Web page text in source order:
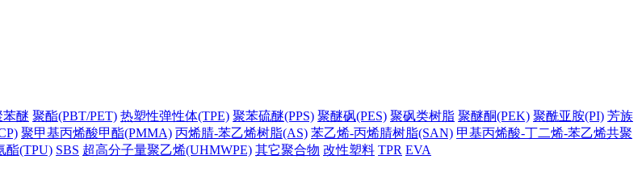
苯醚 聚酯(PBT/PET) 热塑性弹性体(TPE) 聚苯硫醚(PPS) 聚醚砜(PES) 聚砜类树脂 聚醚酮(PEK) 聚酰亚胺(PI) 芳族
聚甲基丙烯酸甲酯(PMMA) 丙烯腈-苯乙烯树脂(AS) 苯乙烯-丙烯腈树脂(SAN) 甲基丙烯酸-丁二烯-苯乙烯共聚
酯(TPU) SBS 超高分子量聚乙烯(UHMWPE) 其它聚合物 改性塑料 TPR EVA